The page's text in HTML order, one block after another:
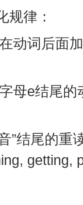
律：
词后面加
e结尾的
结尾的重
getting,